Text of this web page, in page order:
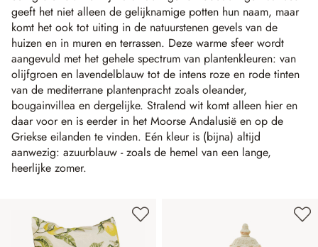
geeft het niet alleen de gelijknamige potten hun naam, maar
komt het ook tot uiting in de natuurstenen gevels van de
huizen en in muren en terrassen. Deze warme sfeer wordt
aangevuld met het gehele spectrum van plantenkleuren: van
olijfgroen en lavendelblauw tot de intens roze en rode tinten
van de mediterrane plantenpracht zoals oleander,
bougainvillea en dergelijke. Stralend wit komt alleen hier en
daar voor en is eerder in het Moorse Andalusië en op de
Griekse eilanden te vinden. Eén kleur is (bijna) altijd
aanwezig: azuurblauw - zoals de hemel van een lange,
heerlijke zomer.